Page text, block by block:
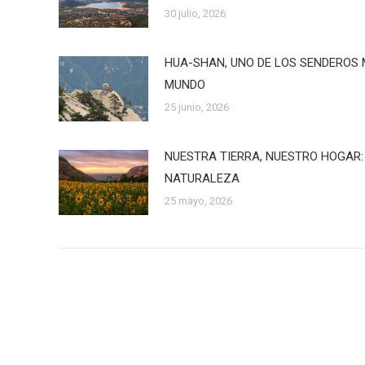
30 julio, 2026
HUA-SHAN, UNO DE LOS SENDEROS
MUNDO
25 junio, 2026
NUESTRA TIERRA, NUESTRO
NATURALEZA
25 mayo, 2026